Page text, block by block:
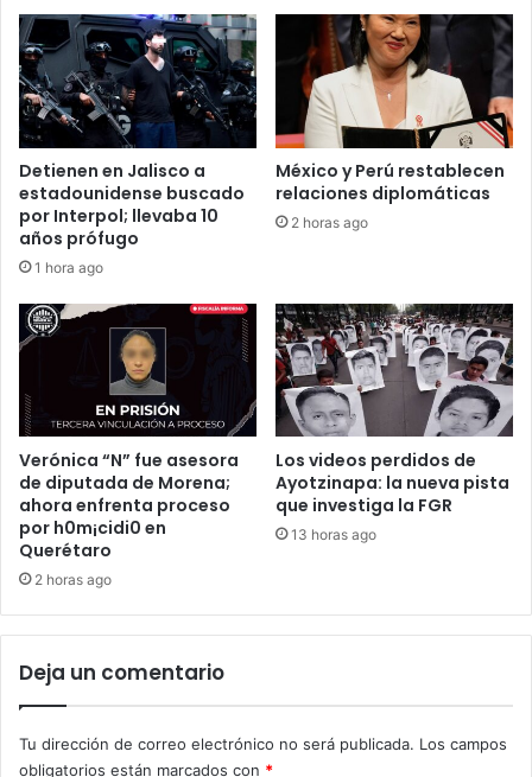
Detienen en Jalisco a
estadounidense buscado
por Interpol; llevaba 10
años prófugo
1 hora ago
México y Perú restablecen
relaciones diplomáticas
2 horas ago
Verónica “N” fue asesora
de diputada de Morena;
ahora enfrenta proceso
por h0m¡cidi0 en
Querétaro
2 horas ago
Los videos perdidos de
Ayotzinapa: la nueva pista
que investiga la FGR
13 horas ago
Deja un comentario
Tu dirección de correo electrónico no será publicada. Los campos
obligatorios están marcados con *